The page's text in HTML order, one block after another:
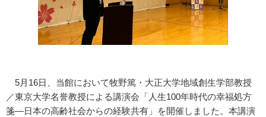
5月16日、当館において牧野篤・大正大学地域創生学部教授
／東京大学名誉教授による講演会「人生100年時代の幸福処方
箋―日本の高齢社会からの経験共有」を開催しました。本講演